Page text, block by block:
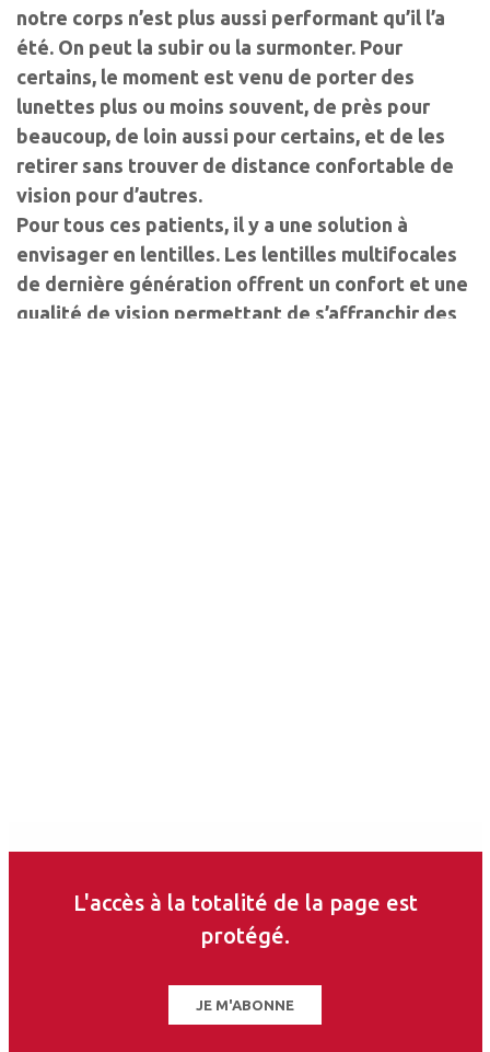
notre corps n’est plus aussi performant qu’il l’a
été. On peut la subir ou la surmonter. Pour
certains, le moment est venu de porter des
lunettes plus ou moins souvent, de près pour
beaucoup, de loin aussi pour certains, et de les
retirer sans trouver de distance confortable de
vision pour d’autres.
Pour tous ces patients, il y a une solution à
envisager en lentilles. Les lentilles multifocales
de dernière génération offrent un confort et une
qualité de vision permettant de s’affranchir des
L'accès à la totalité de la page est
protégé.
JE M'ABONNE